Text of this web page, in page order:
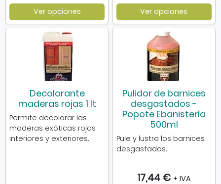
Ver opciones Ver opciones
Decolorante
maderas rojas 1 lt
Permite decolorar las
maderas exóticas rojas
interiores y exteriores.
Pulidor de barnices
desgastados -
Popote Ebanistería
500ml
Pule y lustra los barnices
desgastados.
17,44 € + IVA